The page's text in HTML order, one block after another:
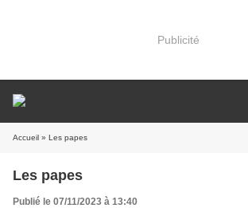
Publicité
Accueil » Les papes
Les papes
Publié le 07/11/2023 à 13:40